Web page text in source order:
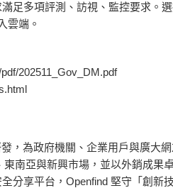
足多項評測、訪視、監控要求。
雲端。
202511_Gov_DM.pdf
，為政府機關、企業用戶與廣大
南亞與新興市場，並以外銷成果
分享平台，Openfind 堅守「創新